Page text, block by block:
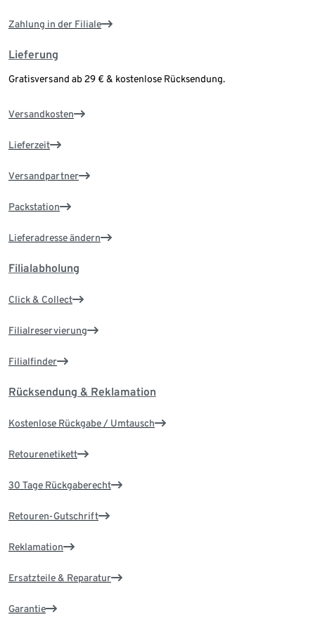
Zahlung in der Filiale
Lieferung
Gratisversand ab 29 € & kostenlose Rücksendung.
Versandkosten
Lieferzeit
Versandpartner
Packstation
Lieferadresse ändern
Filialabholung
Click & Collect
Filialreservierung
Filialfinder
Rücksendung & Reklamation
Kostenlose Rückgabe / Umtausch
Retourenetikett
30 Tage Rückgaberecht
Retouren-Gutschrift
Reklamation
Ersatzteile & Reparatur
Garantie